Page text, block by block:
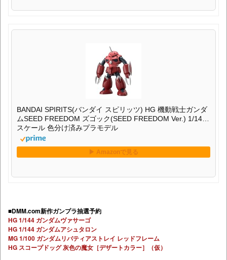
BANDAI SPIRITS(バンダイ スピリッツ) HG 機動戦士ガンダ
ムSEED FREEDOM ズゴック(SEED FREEDOM Ver.) 1/144
スケール 色分け済みプラモデル
■DMM.com新作ガンプラ抽選予約
HG 1/144 ガンダムヴァサーゴ
HG 1/144 ガンダムアシュタロン
MG 1/100 ガンダムリバティアストレイ レッドフレーム
HG スコープドッグ 灰色の魔女［デザートカラー］（仮）